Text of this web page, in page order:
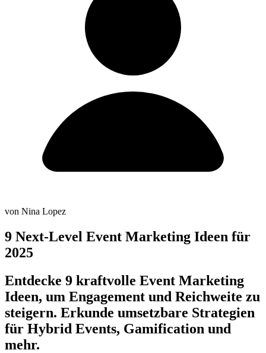
von Nina Lopez
9 Next-Level Event Marketing Ideen für
2025
Entdecke 9 kraftvolle Event Marketing
Ideen, um Engagement und Reichweite zu
steigern. Erkunde umsetzbare Strategien
für Hybrid Events, Gamification und
mehr.